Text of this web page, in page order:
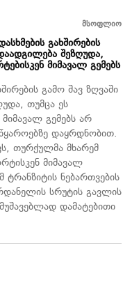
მსოფლიო
გახშირების
შეზღუდა,
მიმავალ გემებს
გამო შავ ზღვაში
თუმცა ეს
გემებს არ
დაყრდნობით.
თურქულმა მხარემ
მიმავალ
ნებართვების
სრუტის გავლის
დამატებითი